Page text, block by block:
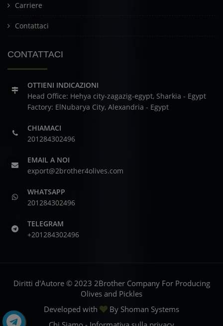
Carriere
Contattaci
CONTATTACI
OTTIENI INDICAZIONI
Head Office: Hehya city-zagazig-egypt, Sharkia - Egypt
Factory: ElNubarya City, Alexandria - Egypt
CHIAMACI
201284302496
EMAIL A NOI
export@2brother4olives.com
WHATSAPP
201284302496
TELEGRAM
+201284302496
Diritti d'Autore © 2023 2Brother Company For Producing
Olives and Pickles
Developed with
By Shoman Systems